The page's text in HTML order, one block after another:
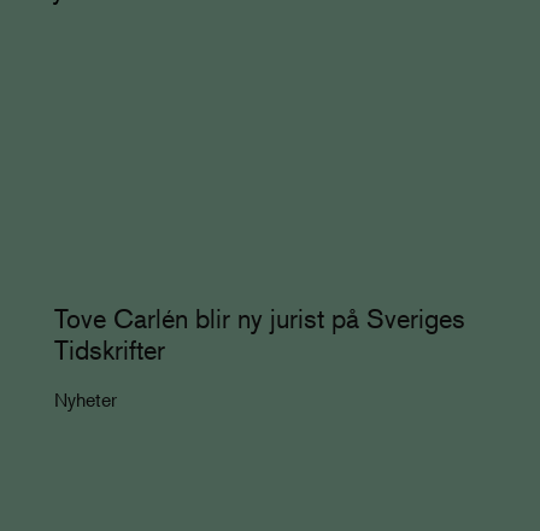
Tove Carlén blir ny jurist på Sveriges
Tidskrifter
Nyheter